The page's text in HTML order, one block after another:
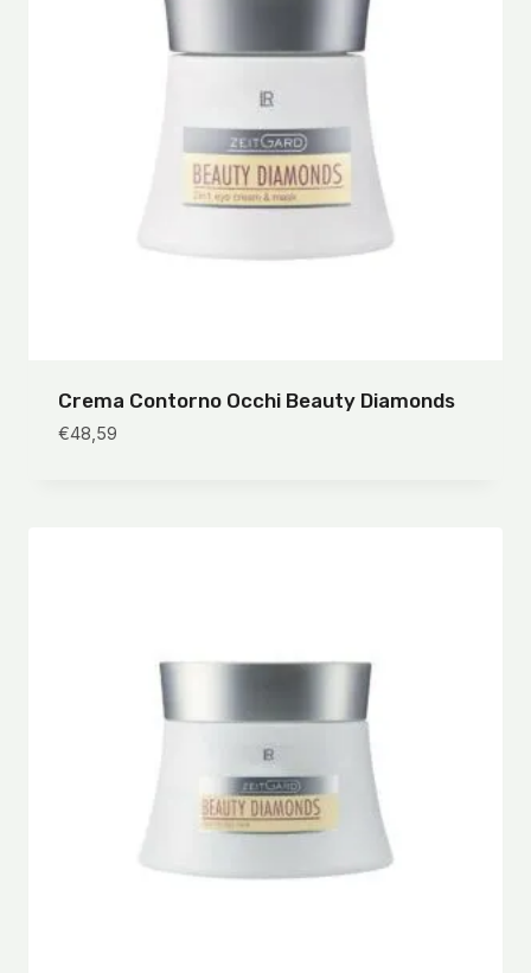
Crema Contorno Occhi Beauty Diamonds
€48,59